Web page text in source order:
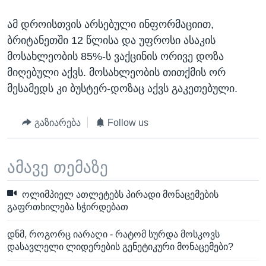
ამ დროისთვის არსებული ინფორმაციით,
ბრიტანეთში 12 წლისა და უფროსი ასაკის
მოსახლეობის 85%-ს ვაქცინის ორივე დოზა
მიღებული აქვს. მოსახლეობის თითქმის ორ
მესამედს კი ბუსტერ-დოზაც აქვს გაკეთებული.
გაზიარება Follow us
ამავე თემაზე
ოლიმპიელ ათლეტებს პირადი მონაცემების
გაფრთხილება სჭირდებათ
დნმ, როგორც იარაღი - რატომ სურდა მოსკოვს
დასავლელი ლიდერების გენეტიკური მონაცემები?